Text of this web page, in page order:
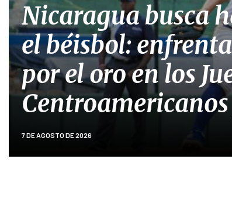
Nicaragua busca
el béisbol:
por el oro en los
7 DE AGOSTO DE 2026